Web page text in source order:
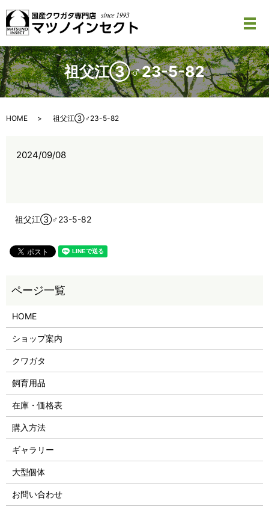
メ
祖父江③♂23-5-82
HOME 祖父江③♂23-5-82
2024/09/08
祖父江③♂23-5-82
HOME
ショップ案内
クワガタ
飼育用品
在庫・価格表
購入方法
ギャラリー
大型個体
お問い合わせ